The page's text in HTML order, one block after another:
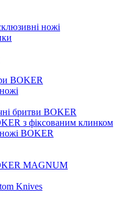
ножі
BOKER
бритви BOKER
з фіксованим клинком
BOKER
MAGNUM
Knives